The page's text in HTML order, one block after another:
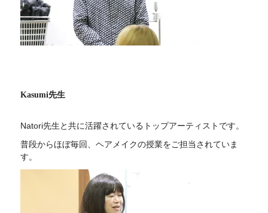
Kasumi先生
Natori先生と共に活躍されているトップアーティストです。
普段からほぼ毎回、ヘアメイクの授業をご担当されていま
す。